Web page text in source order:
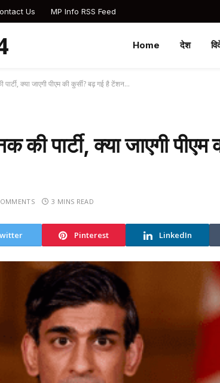
Us MP Info RSS Feed
Home देश
क्या जाएगी पीएम की कुर्सी? बढ़ गई है टेंशन…
की पार्टी, क्या जाएगी पीएम
3 MINS READ
Pinterest LinkedIn